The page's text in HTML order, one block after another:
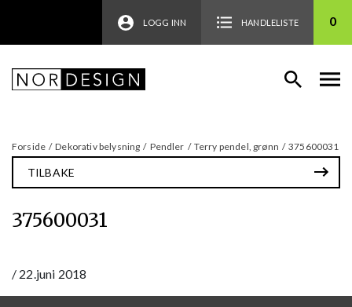
LOGG INN HANDLELISTE 0
Forside / Dekorativ belysning / Pendler / Terry pendel, grønn / 375600031
TILBAKE
375600031
/ 22.juni 2018